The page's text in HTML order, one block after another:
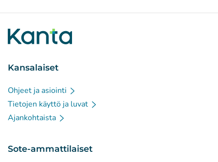
Kansalaiset
Ohjeet ja asiointi
Tietojen käyttö ja luvat
Ajankohtaista
Sote-ammattilaiset